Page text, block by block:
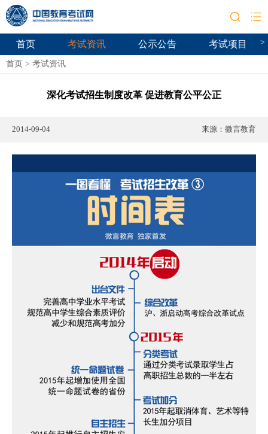
首页 考试资讯 公示公告 考试项目 >
首页 > 考试资讯
深化考试招生制度改革 促进教育公平公正
2014-09-04 来源： 微言教育